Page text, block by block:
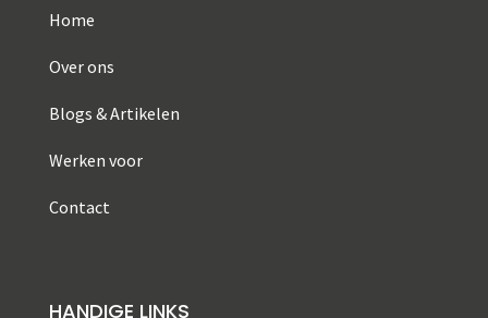
Home
Over ons
Blogs & Artikelen
Werken voor
Contact
HANDIGE LINKS